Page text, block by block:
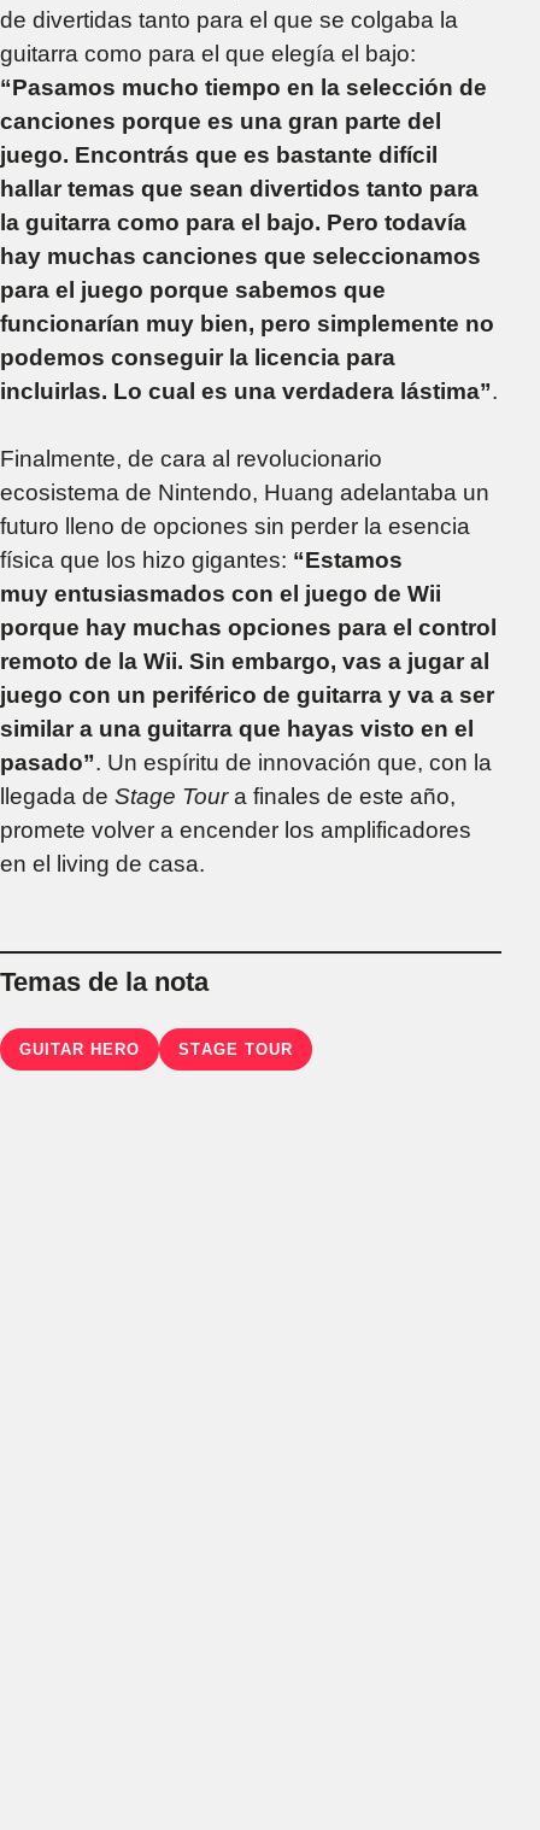
de divertidas tanto para el que se colgaba la
guitarra como para el que elegía el bajo:
“Pasamos mucho tiempo en la selección de
canciones porque es una gran parte del
juego. Encontrás que es bastante difícil
hallar temas que sean divertidos tanto para
la guitarra como para el bajo. Pero todavía
hay muchas canciones que seleccionamos
para el juego porque sabemos que
funcionarían muy bien, pero simplemente no
podemos conseguir la licencia para
incluirlas. Lo cual es una verdadera lástima”.
Finalmente, de cara al revolucionario
ecosistema de Nintendo, Huang adelantaba un
futuro lleno de opciones sin perder la esencia
física que los hizo gigantes: “Estamos
muy entusiasmados con el juego de Wii
porque hay muchas opciones para el control
remoto de la Wii. Sin embargo, vas a jugar al
juego con un periférico de guitarra y va a ser
similar a una guitarra que hayas visto en el
pasado”. Un espíritu de innovación que, con la
llegada de Stage Toura finales de este año,
promete volver a encender los amplificadores
en el living de casa.
Temas de la nota
GUITAR HERO STAGE TOUR